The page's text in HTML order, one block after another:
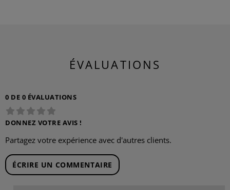
ÉVALUATIONS
0 DE 0 ÉVALUATIONS
DONNEZ VOTRE AVIS !
Partagez votre expérience avec d'autres clients.
ÉCRIRE UN COMMENTAIRE